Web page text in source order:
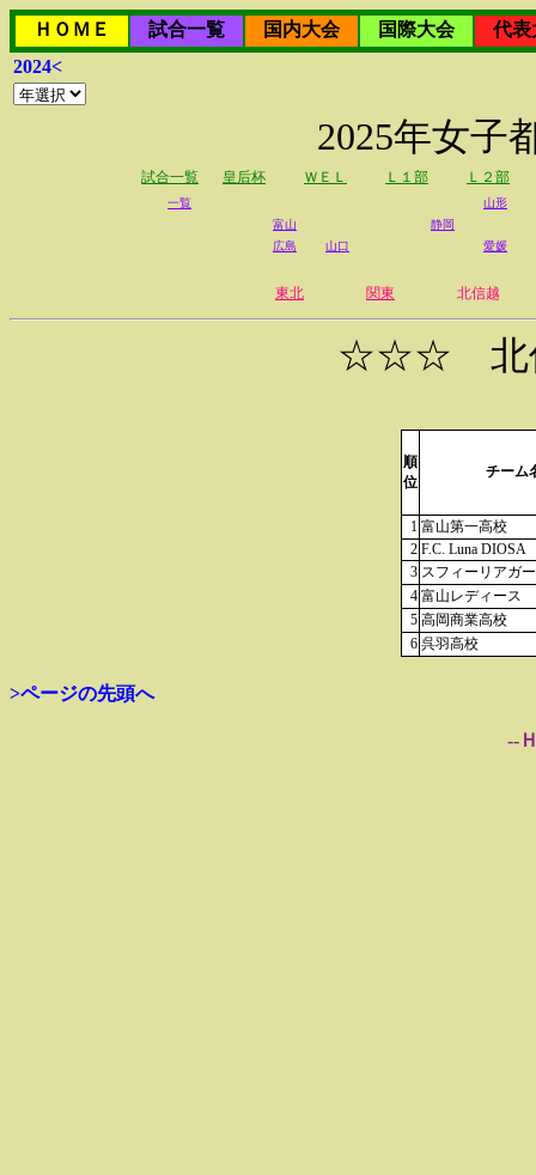
ＨＯＭＥ 試合一覧 国内大会 国際大会
代表
2024<
2025年女子
試合一覧 皇后杯 ＷＥＬ Ｌ１部 Ｌ２部
一覧
山形
富山
静岡
広島
山口 愛媛
東北 関東 北信越
☆☆☆ 北
順
位
チーム
1 富山第一高校
2 F.C. Luna DIOSA
3 スフィーリアガ
4 富山レディース
5 高岡商業高校
6 呉羽高校
>ページの先頭へ
--